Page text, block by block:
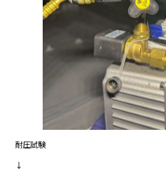
耐圧試験
↓